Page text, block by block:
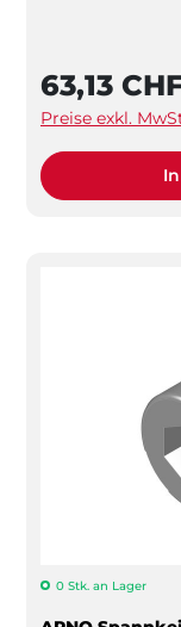
63,13
Preise exkl.
0 Stk. an Lager